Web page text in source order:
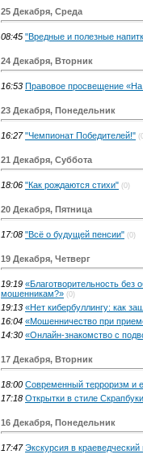
25 Декабря, Среда
08:45 "Вредные и полезные
24 Декабря, Вторник
16:53 Правовое просвещение «На
23 Декабря, Понедельник
16:27 "Чемпионат Победителей!"
21 Декабря, Суббота
18:06 "Как рождаются стихи" (0)
20 Декабря, Пятница
17:08 "Всё о будущей пенсии" (0)
19 Декабря, Четверг
19:19 «Благотворительность без
мошенникам?» (0)
19:13 «Нет кибербуллингу: как
16:04 «Мошенничество при
14:30 «Онлайн-знакомство с
17 Декабря, Вторник
18:00 Современный терроризм и
17:18 Открытки в стиле
16 Декабря, Понедельник
17:47 Экскурсия в краеведческий